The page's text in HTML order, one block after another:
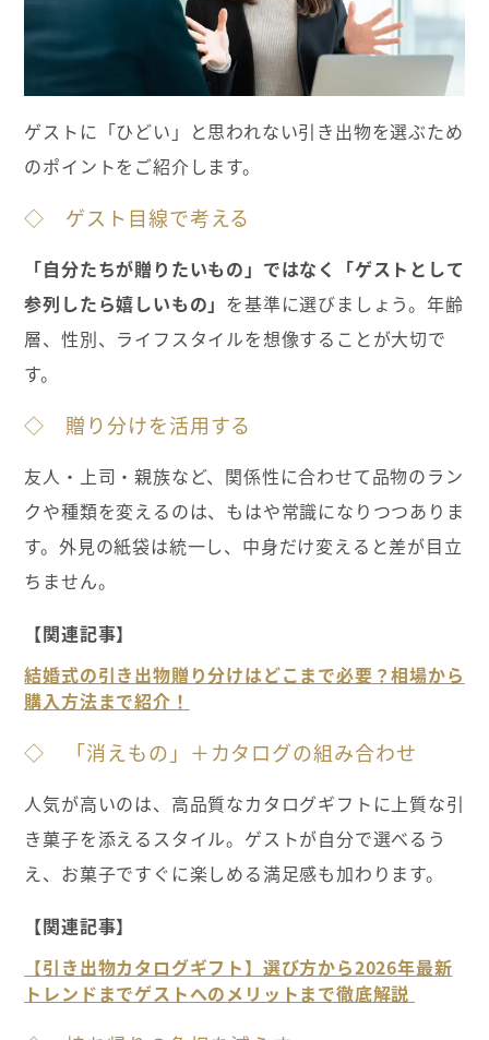
ゲストに「ひどい」と思われない引き出物を選ぶため
のポイントをご紹介します。
◇ ゲスト目線で考える
「自分たちが贈りたいもの」ではなく「ゲストとして
参列したら嬉しいもの」 を基準に選びましょう。年齢
層、性別、ライフスタイルを想像することが大切で
す。
◇ 贈り分けを活用する
友人・上司・親族など、関係性に合わせて品物のラン
クや種類を変えるのは、もはや常識になりつつありま
す。外見の紙袋は統一し、中身だけ変えると差が目立
ちません。
【関連記事】
結婚式の引き出物贈り分けはどこまで必要？相場から
購入方法まで紹介！
◇ 「消えもの」＋カタログの組み合わせ
人気が高いのは、高品質なカタログギフトに上質な引
き菓子を添えるスタイル。ゲストが自分で選べるう
え、お菓子ですぐに楽しめる満足感も加わります。
【関連記事】
【引き出物カタログギフト】選び方から2026年最新
トレンドまでゲストへのメリットまで徹底解説